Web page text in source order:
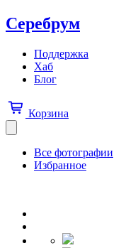
Серебрум
Поддержка
Хаб
Блог
Корзина
Все фотографии
Избранное